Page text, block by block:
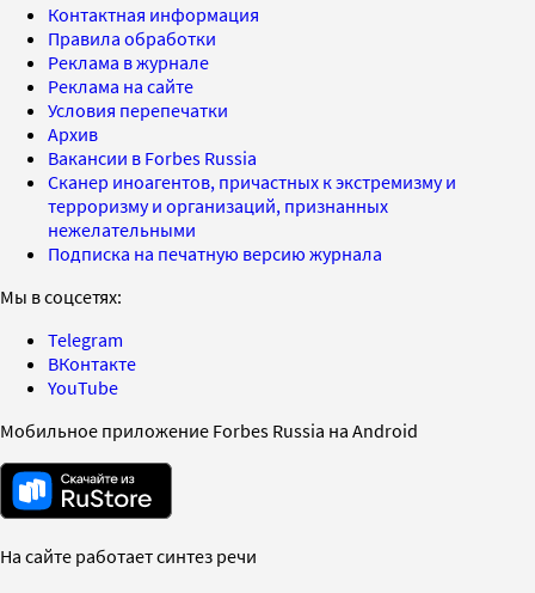
Контактная информация
Правила обработки
Реклама в журнале
Реклама на сайте
Условия перепечатки
Архив
Вакансии в Forbes Russia
Сканер иноагентов, причастных к экстремизму и
терроризму и организаций, признанных
нежелательными
Подписка на печатную версию журнала
Мы в соцсетях:
Telegram
ВКонтакте
YouTube
Мобильное приложение Forbes Russia на Android
На сайте работает синтез речи